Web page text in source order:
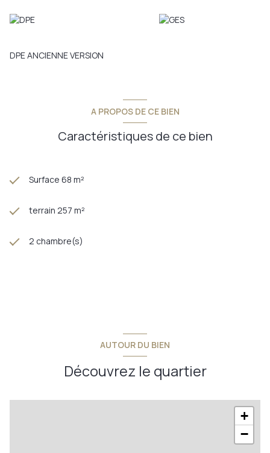
DPE ANCIENNE VERSION
A PROPOS DE CE BIEN
Caractéristiques de ce bien
Surface 68 m²
terrain 257 m²
2 chambre(s)
AUTOUR DU BIEN
Découvrez le quartier
+
−